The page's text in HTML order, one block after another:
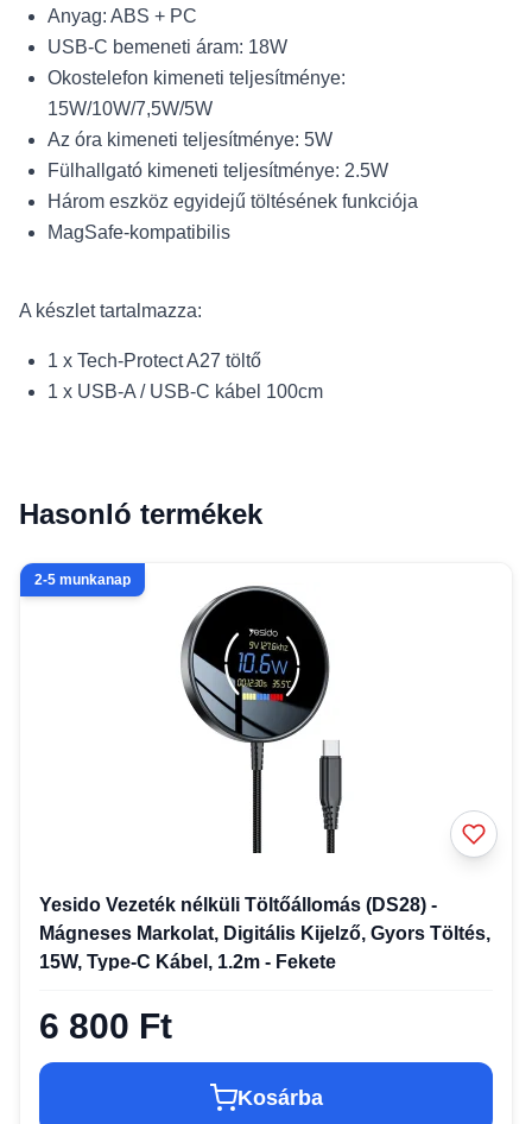
Anyag: ABS + PC
USB-C bemeneti áram: 18W
Okostelefon kimeneti teljesítménye:
15W/10W/7,5W/5W
Az óra kimeneti teljesítménye: 5W
Fülhallgató kimeneti teljesítménye: 2.5W
Három eszköz egyidejű töltésének funkciója
MagSafe-kompatibilis
A készlet tartalmazza:
1 x Tech-Protect A27 töltő
1 x USB-A / USB-C kábel 100cm
Hasonló termékek
2-5 munkanap
Yesido Vezeték nélküli Töltőállomás (DS28) -
Mágneses Markolat, Digitális Kijelző, Gyors Töltés,
15W, Type-C Kábel, 1.2m - Fekete
6 800 Ft
Kosárba